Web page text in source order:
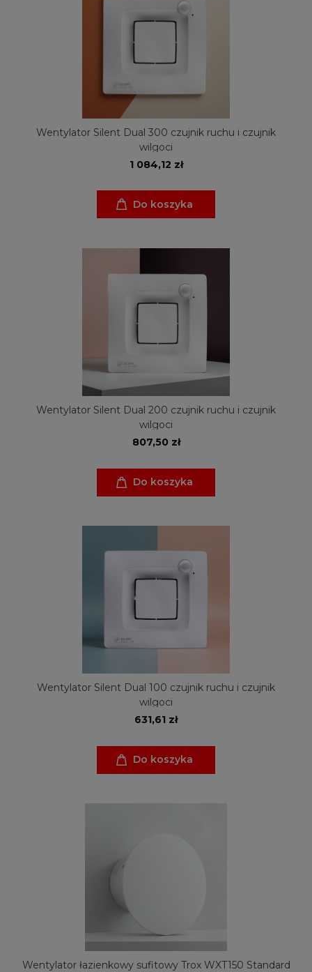
Wentylator Silent Dual 300 czujnik ruchu i czujnik
wilgoci
1 084,12 zł
Do koszyka
Wentylator Silent Dual 200 czujnik ruchu i czujnik
wilgoci
807,50 zł
Do koszyka
Wentylator Silent Dual 100 czujnik ruchu i czujnik
wilgoci
631,61 zł
Do koszyka
Wentylator łazienkowy sufitowy Trox WXT150 Standard